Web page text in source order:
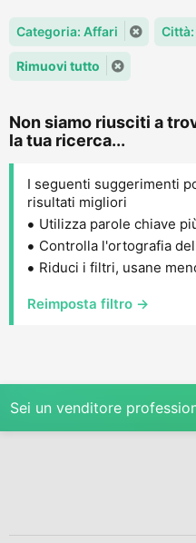
Categoria: Affari Città:
Rimuovi tutto
Non siamo riusciti a
la tua ricerca...
I seguenti suggerimenti
risultati migliori
Utilizza parole chiave
Controlla l'ortografia
Riduci i filtri, usane
Reimposta filtro →
Sei un venditore